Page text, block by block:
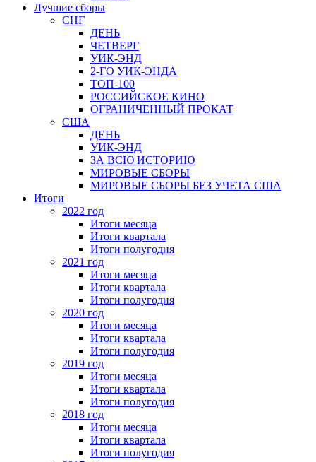
Лучшие сборы
СНГ
ДЕНЬ
ЧЕТВЕРГ
УИК-ЭНД
2-ГО УИК-ЭНДА
ТОП-100
РОССИЙСКОЕ КИНО
ОГРАНИЧЕННЫЙ ПРОКАТ
США
ДЕНЬ
УИК-ЭНД
ЗА ВСЮ ИСТОРИЮ
МИРОВЫЕ СБОРЫ
МИРОВЫЕ СБОРЫ БЕЗ УЧЕТА США
Итоги
2022 год
Итоги месяца
Итоги квартала
Итоги полугодия
2021 год
Итоги месяца
Итоги квартала
Итоги полугодия
2020 год
Итоги месяца
Итоги квартала
Итоги полугодия
2019 год
Итоги месяца
Итоги квартала
Итоги полугодия
2018 год
Итоги месяца
Итоги квартала
Итоги полугодия